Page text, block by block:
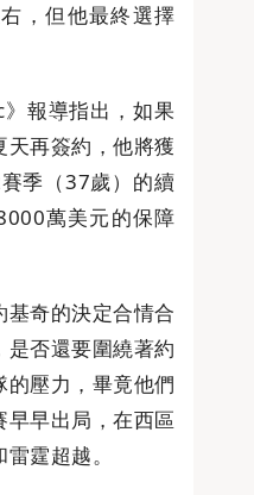
，但他最終選擇
報導指出，如果
再簽約，他將獲
季（37歲）的續
萬美元的保障
奇的決定合情合
否還要圍繞著約
壓力，畢竟他們
早出局，在西區
霆超越。